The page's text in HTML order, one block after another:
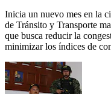
Inicia un nuevo mes en la
de Tránsito y Transporte
que busca reducir la
minimizar los índices de